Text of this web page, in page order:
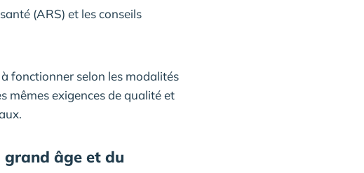
(ARS) et les conseils
fonctionner selon les modalités
mêmes exigences de qualité et
âge et du